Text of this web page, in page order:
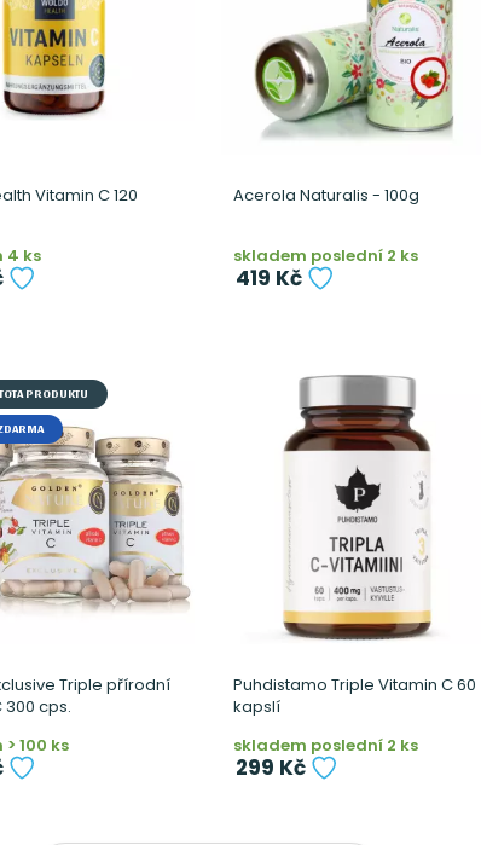
Vitamin C 120
4 ks
Acerola Naturalis - 100g
skladem poslední 2 ks
419 Kč
PRODUKTU
Triple přírodní
300 cps.
100 ks
Puhdistamo Triple Vitamin C 60
kapslí
skladem poslední 2 ks
299 Kč